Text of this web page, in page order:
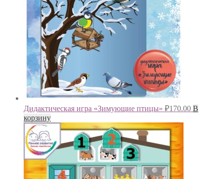
Дидактическая игра «Зимующие птицы» ₽170.00 В
корзину